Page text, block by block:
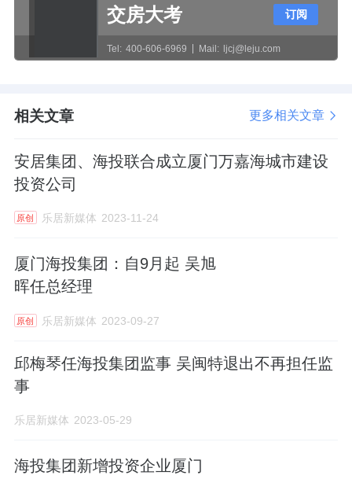
交房大考
Tel: 400-606-6969 Mail: ljcj@leju.com
订阅
相关文章 更多相关文章
安居集团、海投联合成立厦门万嘉海城市建设
投资公司
原创 乐居新媒体 2023-11-24
厦门海投集团：自9月起 吴旭
晖任总经理
原创 乐居新媒体 2023-09-27
邱梅琴任海投集团监事 吴闽特退出不再担任监
事
乐居新媒体 2023-05-29
海投集团新增投资企业厦门